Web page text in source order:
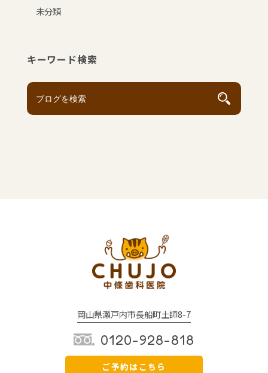
未分類
キーワード検索
岡山県瀬戸内市長船町土師8-7
0120-928-818
ご予約はこちら